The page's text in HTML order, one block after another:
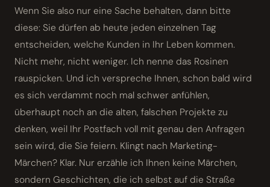
Wenn Sie also nur eine Sache behalten, dann bitte
diese: Sie dürfen ab heute jeden einzelnen Tag
entscheiden, welche Kunden in Ihr Leben kommen.
Nicht mehr, nicht weniger. Ich nenne das Rosinen
rauspicken. Und ich verspreche Ihnen, schon bald wird
es sich verdammt noch mal schwer anfühlen,
überhaupt noch an die alten, falschen Projekte zu
denken, weil Ihr Postfach voll mit genau den Anfragen
sein wird, die Sie feiern. Klingt nach Marketing-
Märchen? Klar. Nur erzähle ich Ihnen keine Märchen,
sondern Geschichten, die ich selbst auf die Straße